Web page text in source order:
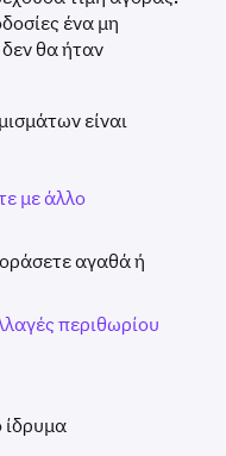
ένα μη
θα ήταν
είναι
με άλλο
αγαθά ή
περιθωρίου
ίδρυμα